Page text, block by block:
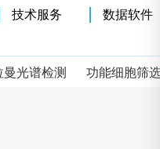
技术服务 数据软件
光谱检测 功能细胞筛